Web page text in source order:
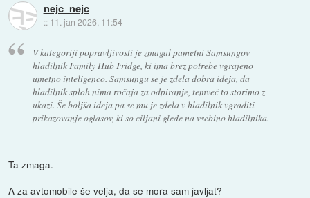
nejc_nejc
:: 11. jan 2026, 11:54
V kategoriji popravljivosti je zmagal pametni Samsungov
hladilnik Family Hub Fridge, ki ima brez potrebe vgrajeno
umetno inteligenco. Samsungu se je zdela dobra ideja, da
hladilnik sploh nima ročaja za odpiranje, temveč to storimo z
ukazi. Še boljša ideja pa se mu je zdela v hladilnik vgraditi
prikazovanje oglasov, ki so ciljani glede na vsebino hladilnika.
Ta zmaga.
A za avtomobile še velja, da se mora sam javljat?